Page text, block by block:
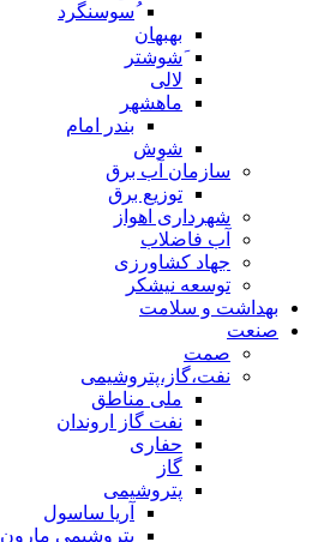
ُسوسنگرد
بهبهان
َشوشتر
لالی
ماهشهر
بندر امام
شوش
سازمان آب برق
توزیع برق
شهرداری اهواز
آب فاضلاب
جهاد کشاورزی
توسعه نیشکر
بهداشت و سلامت
صنعت
صمت
نفت،گاز،پتروشیمی
ملی مناطق
نفت گاز اروندان
حفاری
گاز
پتروشیمی
آریا ساسول
پتروشیمی مارون